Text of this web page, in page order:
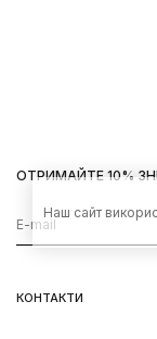
КОНТАКТИ
ОТРИМАЙТЕ 10%
Наш сайт